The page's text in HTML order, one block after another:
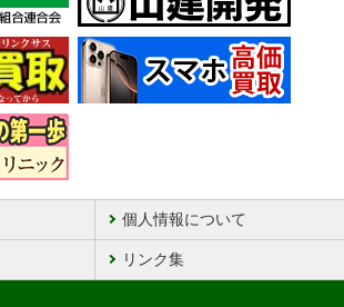
個人情報について
リンク集